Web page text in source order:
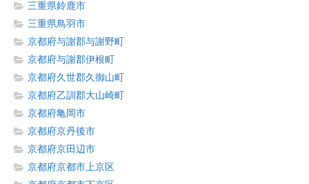
三重県鈴鹿市
三重県鳥羽市
京都府与謝郡与謝野町
京都府与謝郡伊根町
京都府久世郡久御山町
京都府乙訓郡大山崎町
京都府亀岡市
京都府京丹後市
京都府京田辺市
京都府京都市上京区